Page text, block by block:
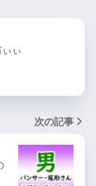
ぃ
次の記事